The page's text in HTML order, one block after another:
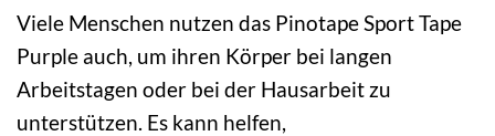
Viele Menschen nutzen das Pinotape Sport Tape
Purple auch, um ihren Körper bei langen
Arbeitstagen oder bei der Hausarbeit zu
unterstützen. Es kann helfen,